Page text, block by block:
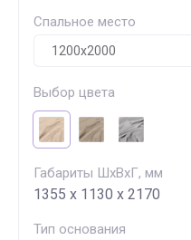
Спальное место
Выбор цвета
Габариты ШхВхГ, мм
1355 х 1130 х 2170
Тип основания